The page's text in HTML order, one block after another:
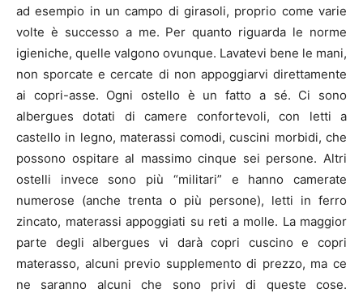
ad esempio in un campo di girasoli, proprio come varie
volte è successo a me. Per quanto riguarda le norme
igieniche, quelle valgono ovunque. Lavatevi bene le mani,
non sporcate e cercate di non appoggiarvi direttamente
ai copri-asse. Ogni ostello è un fatto a sé. Ci sono
albergues dotati di camere confortevoli, con letti a
castello in legno, materassi comodi, cuscini morbidi, che
possono ospitare al massimo cinque sei persone. Altri
ostelli invece sono più “militari” e hanno camerate
numerose (anche trenta o più persone), letti in ferro
zincato, materassi appoggiati su reti a molle. La maggior
parte degli albergues vi darà copri cuscino e copri
materasso, alcuni previo supplemento di prezzo, ma ce
ne saranno alcuni che sono privi di queste cose.